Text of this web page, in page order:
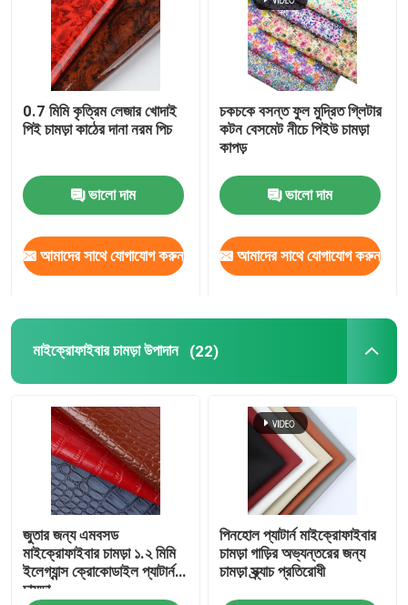
0.7 মিমি কৃত্রিম লেজার খোদাই
পিই চামড়া কাঠের দানা নরম পিচ
ভালো দাম
আমাদের সাথে যোগাযোগ করুন
চকচকে বসন্ত ফুল মুদ্রিত গ্লিটার
কটন বেসমেট নীচে পিইউ চামড়া
কাপড়
ভালো দাম
আমাদের সাথে যোগাযোগ করুন
মাইক্রোফাইবার চামড়া উপাদান (22)
জুতার জন্য এমবসড
মাইক্রোফাইবার চামড়া ১.২ মিমি
ইলেগ্যান্স ক্রোকোডাইল প্যাটার্ন
চামড়া
পিনহোল প্যাটার্ন মাইক্রোফাইবার
চামড়া গাড়ির অভ্যন্তরের জন্য
চামড়া স্ক্র্যাচ প্রতিরোধী